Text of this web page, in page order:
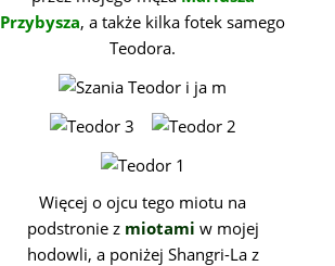
Przybysza, a także kilka fotek samego
Teodora.
Więcej o ojcu tego miotu na
podstronie z miotami w mojej
hodowli, a poniżej Shangri-La z